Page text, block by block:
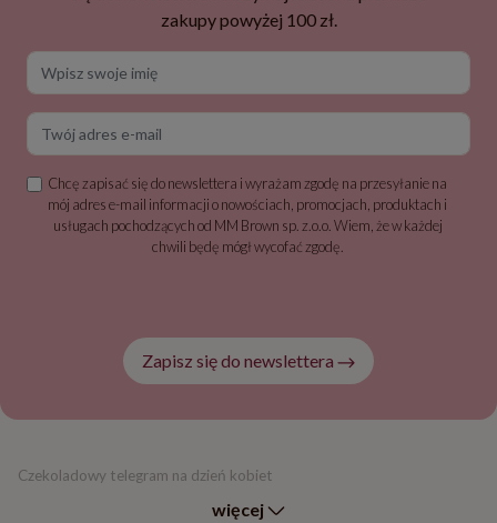
zakupy powyżej 100 zł.
Chcę zapisać się do newslettera i wyrażam zgodę na przesyłanie na
mój adres e-mail informacji o nowościach, promocjach, produktach i
usługach pochodzących od MM Brown sp. z.o.o. Wiem, że w każdej
chwili będę mógł wycofać zgodę.
Zapisz się do newslettera
Czekoladowy telegram na dzień kobiet
więcej